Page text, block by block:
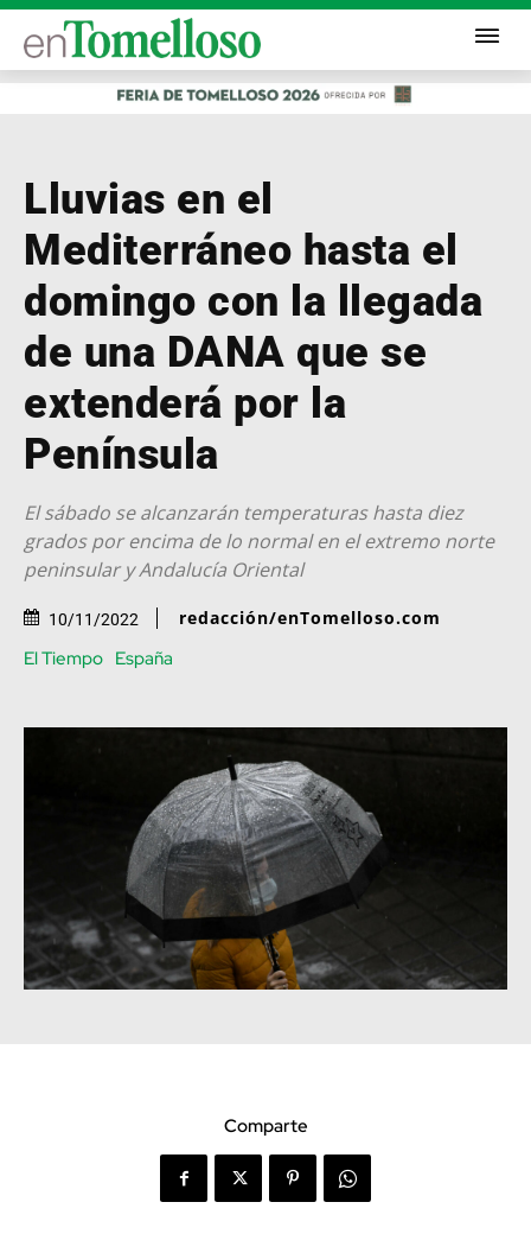
Lluvias en el
Mediterráneo hasta el
domingo con la llegada
de una DANA que se
extenderá por la
Península
El sábado se alcanzarán temperaturas hasta diez
grados por encima de lo normal en el extremo norte
peninsular y Andalucía Oriental
10/11/2022 redacción/enTomelloso.com
El Tiempo España
Comparte